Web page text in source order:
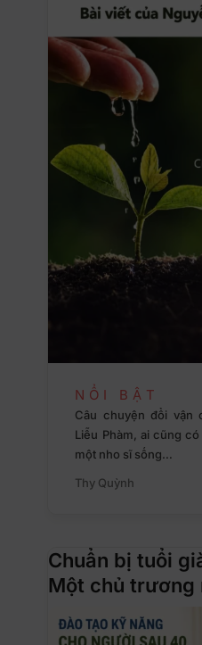
NỔI BẬT
Câu chuyện đổi vận
Liễu Phàm, ai cũng
một nho sĩ sống…
Thy Quỳnh
Chuẩn bị tuổi
Một chủ trương